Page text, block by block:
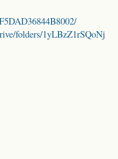
folders/1yLBzZ1rSQoNj